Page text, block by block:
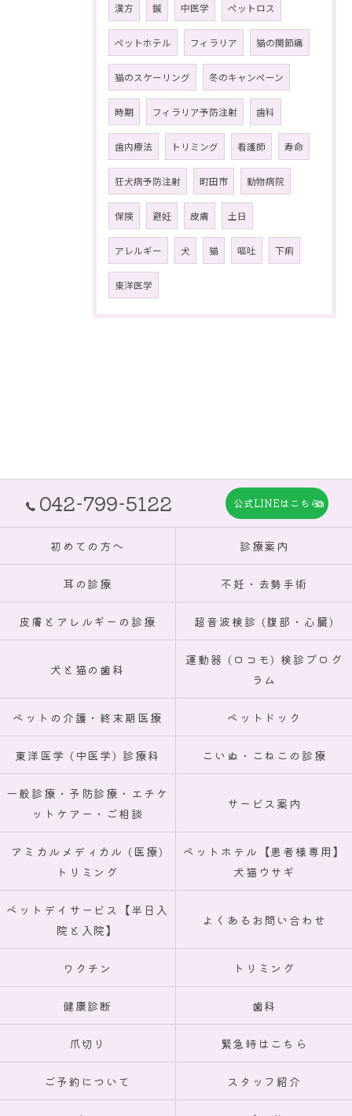
漢方 鍼 中医学 ペットロス
ペットホテル フィラリア 猫の関節痛
猫のスケーリング 冬のキャンペーン
時期 フィラリア予防注射 歯科
歯内療法 トリミング 看護師 寿命
狂犬病予防注射 町田市 動物病院
保険 避妊 皮膚 土日
アレルギー 犬 猫 嘔吐 下痢
東洋医学
042-799-5122 公式LINEはこちら
初めての方へ 診療案内
耳の診療 不妊・去勢手術
皮膚とアレルギーの診療 超音波検診 (腹部・心臓)
犬と猫の歯科
運動器 (ロコモ) 検診プログ
ラム
ペットの介護・終末期医療 ペットドック
東洋医学 (中医学) 診療科 こいぬ・こねこの診療
一般診療・予防診療・エチケ
ットケアー・ご相談
サービス案内
アミカルメディカル (医療)
トリミング
ペットホテル【患者様専用】
犬猫ウサギ
ペットデイサービス【半日入
院と入院】
よくあるお問い合わせ
ワクチン トリミング
健康診断 歯科
爪切り 緊急時はこちら
ご予約について スタッフ紹介